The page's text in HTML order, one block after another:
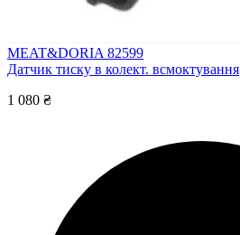
MEAT&DORIA 82599
Датчик тиску в колект. всмоктування
1 080 ₴